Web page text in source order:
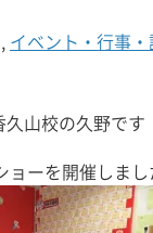
, イベント・行事
山校の久野です
ョーを開催しま